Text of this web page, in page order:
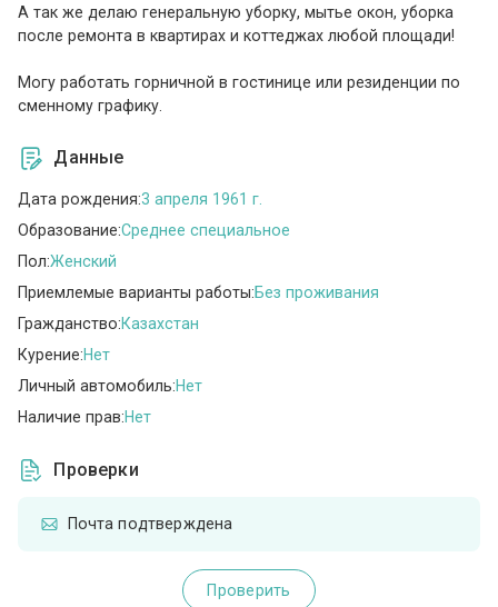
А так же делаю генеральную уборку, мытье окон, уборка
после ремонта в квартирах и коттеджах любой площади!
Могу работать горничной в гостинице или резиденции по
сменному графику.
Данные
Дата рождения:3 апреля 1961 г.
Образование:Среднее специальное
Пол:Женский
Приемлемые варианты работы:Без проживания
Гражданство:Казахстан
Курение:Нет
Личный автомобиль:Нет
Наличие прав:Нет
Проверки
Почта подтверждена
Проверить